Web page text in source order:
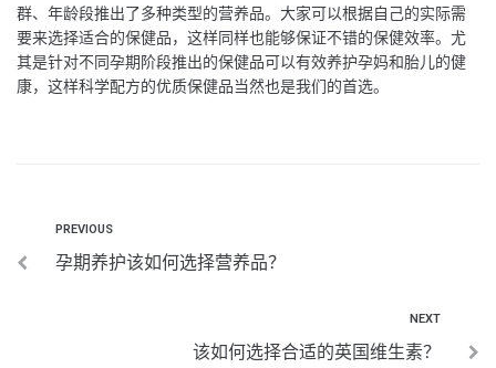
群、年龄段推出了多种类型的营养品。大家可以根据自己的实际需
要来选择适合的保健品，这样同样也能够保证不错的保健效率。尤
其是针对不同孕期阶段推出的保健品可以有效养护孕妈和胎儿的健
康，这样科学配方的优质保健品当然也是我们的首选。
PREVIOUS
孕期养护该如何选择营养品？
NEXT
该如何选择合适的英国维生素？